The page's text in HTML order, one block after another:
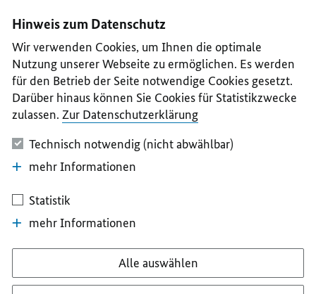
II
III
IV
V
Hinweis zum Datenschutz
Wir verwenden Cookies, um Ihnen die optimale
Nutzung unserer Webseite zu ermöglichen. Es werden
für den Betrieb der Seite notwendige Cookies gesetzt.
Darüber hinaus können Sie Cookies für Statistikzwecke
zulassen. Zur Datenschutzerklärung
Technisch notwendig (nicht abwählbar)
mehr Informationen
Statistik
mehr Informationen
Alle auswählen